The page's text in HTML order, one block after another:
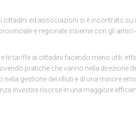
ed associazioni si è incontrato su
e regionale insieme con gli amici
tariffe ai cittadini facendo meno utili,
pratiche che vanno nella direzione
gestione dei rifiuti e di una minore
investire risorse in una maggiore